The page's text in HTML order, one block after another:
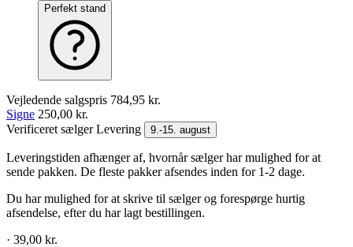
Perfekt stand
Vejledende salgspris 784,95 kr.
Signe 250,00 kr.
Verificeret sælgerLevering 9.-15. august
Leveringstiden afhænger af, hvornår sælger har mulighed for at
sende pakken. De fleste pakker afsendes inden for 1-2 dage.
Du har mulighed for at skrive til sælger og forespørge hurtig
afsendelse, efter du har lagt bestillingen.
· 39,00 kr.